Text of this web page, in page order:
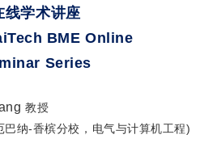
线学术讲座
BME Online
Series
教授
巴纳-香槟分校，电气与计算机工程)